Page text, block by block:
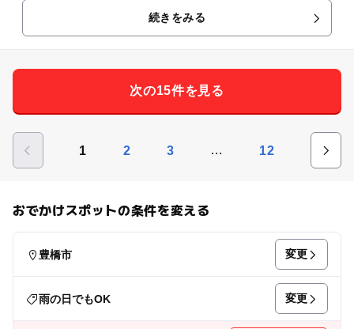
続きをみる
次の15件を見る
1 2 3 … 12
おでかけスポットの条件を変える
豊橋市 変更
雨の日でもOK 変更